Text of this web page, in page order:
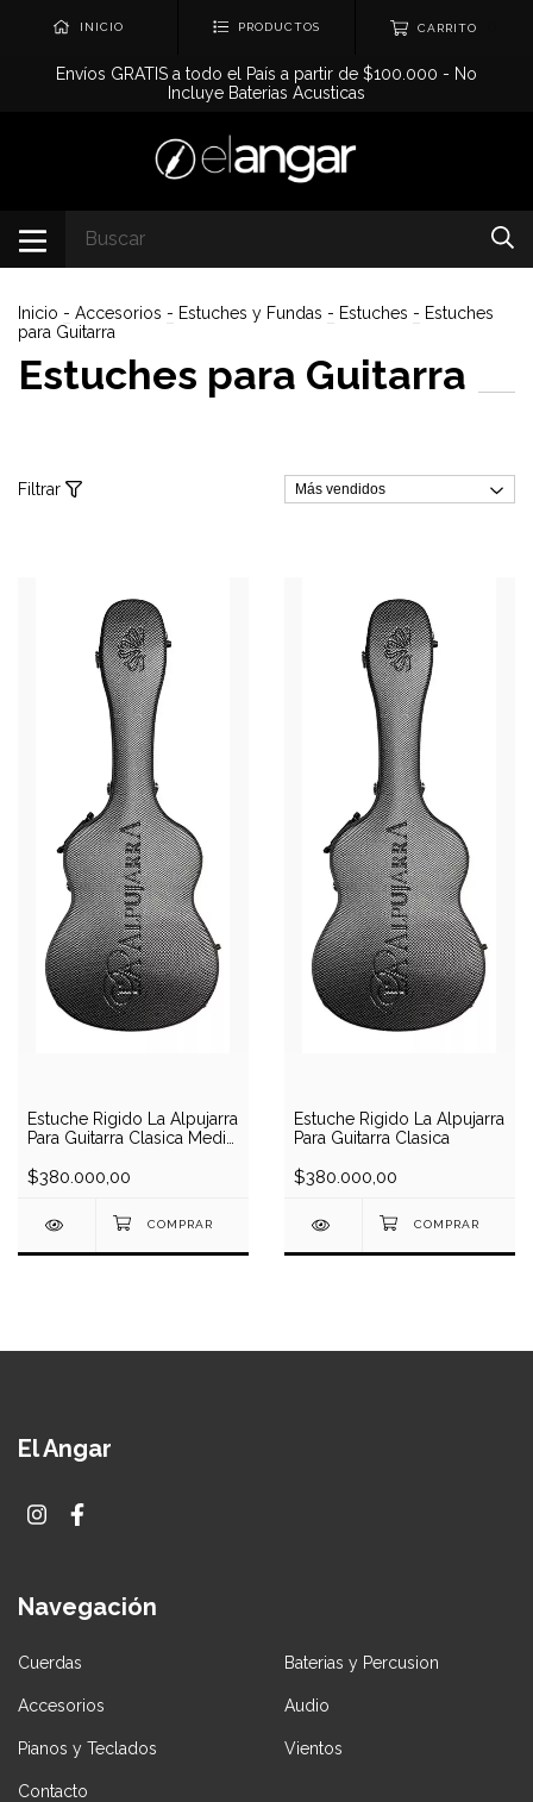
INICIO PRODUCTOS CARRITO
Envíos GRATIS a todo el País a partir de $100.000 - No
Incluye Baterias Acusticas
Inicio - Accesorios - Estuches y Fundas - Estuches - Estuches
para Guitarra
Estuches para Guitarra
Filtrar
Estuche Rigido La Alpujarra
Para Guitarra Clasica Media
$380.000,00
Estuche Rigido La Alpujarra
Para Guitarra Clasica
$380.000,00
El Angar
Navegación
Cuerdas Baterias y Percusion
Accesorios Audio
Pianos y Teclados Vientos
Contacto